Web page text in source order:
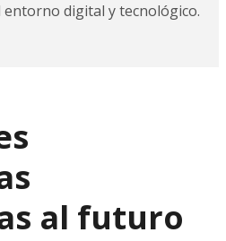
entorno digital y tecnológico.
al futuro